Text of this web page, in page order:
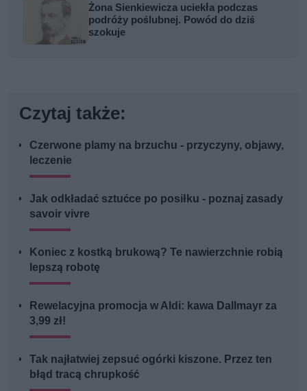
Żona Sienkiewicza uciekła podczas
podróży poślubnej. Powód do dziś
szokuje
Czytaj także:
Czerwone plamy na brzuchu - przyczyny, objawy,
leczenie
Jak odkładać sztućce po posiłku - poznaj zasady
savoir vivre
Koniec z kostką brukową? Te nawierzchnie robią
lepszą robotę
Rewelacyjna promocja w Aldi: kawa Dallmayr za
3,99 zł!
Tak najłatwiej zepsuć ogórki kiszone. Przez ten
błąd tracą chrupkość